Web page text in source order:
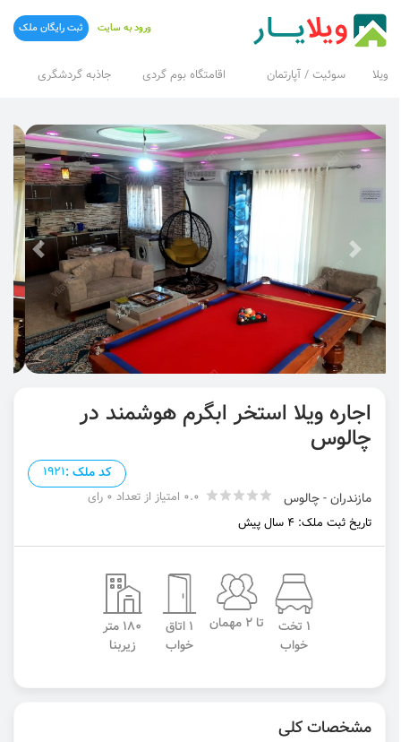
ویلا سوئیت / آپارتمان اقامتگاه بوم گردی جاذبه گردشگری
ورود به سایت ثبت رایگان ملک
اجاره ویلا استخر ابگرم هوشمند در
چالوس
کد ملک :1921
مازندران - چالوس
0.0 امتیاز از تعداد 0 رای
تاریخ ثبت ملک: 4 سال پیش
1 تخت
خواب
تا 2 مهمان
1 اتاق
خواب
180 متر
زیربنا
مشخصات کلی